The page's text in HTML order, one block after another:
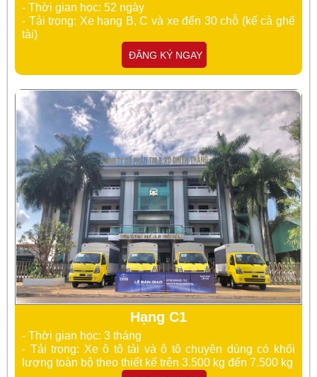
- Thời gian học: 52 ngày
- Tải trọng: Xe hạng B, C và xe đến 30 chỗ (kể cả ghế
tài)
ĐĂNG KÝ NGAY
Hạng C1
- Thời gian học: 3 tháng
- Tải trọng: Xeô tô tải và ô tô chuyên dùng có khối
lượng toàn bộ theo thiết kế trên 3.500 kg đến 7.500 kg